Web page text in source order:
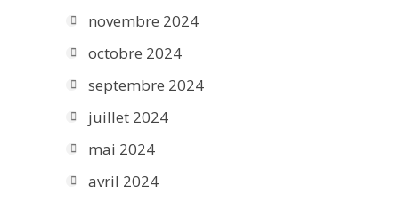
novembre 2024
octobre 2024
septembre 2024
juillet 2024
mai 2024
avril 2024